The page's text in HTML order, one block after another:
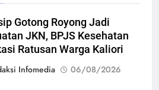
Gotong Royong Jadi
JKN, BPJS Kesehatan
Ratusan Warga Kaliori
Infomedia
06/08/2026